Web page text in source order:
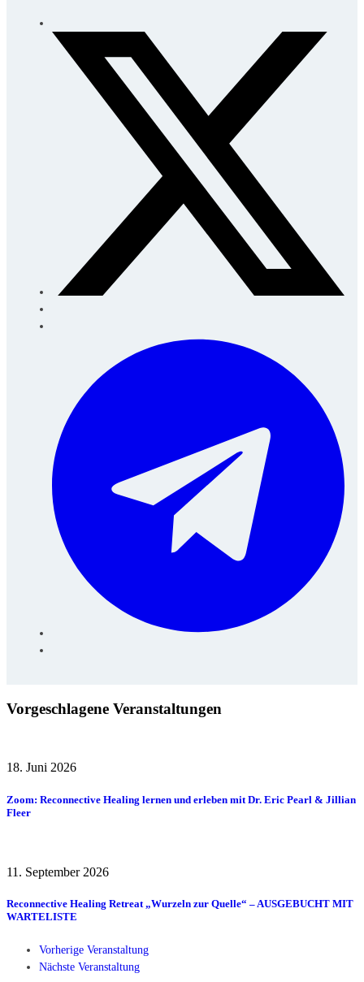
Vorgeschlagene Veranstaltungen
18. Juni 2026
Zoom: Reconnective Healing lernen und erleben mit Dr. Eric Pearl & Jillian
Fleer
11. September 2026
Reconnective Healing Retreat „Wurzeln zur Quelle“ – AUSGEBUCHT MIT
WARTELISTE
Vorherige Veranstaltung
Nächste Veranstaltung